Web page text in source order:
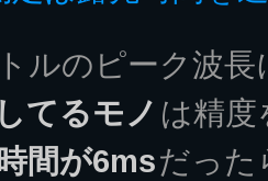
ルのピーク波長
てるモノ は精
間が6msだった